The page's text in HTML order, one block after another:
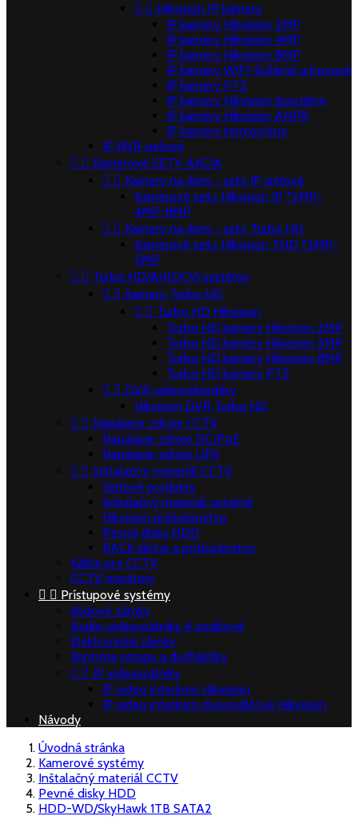
  Hikvision IP kamery
IP kamery Hikvision 2MP
IP kamery Hikvision 4MP
IP kamery Hikvision 8MP
IP kamery WIFI-Solárné a boxové
IP kamery PTZ
IP kamery Hikvision špeciálne
IP kamery Hikvision ANPR
IP kamery termovízne
IP NVR sieťové
  Kamerové SETY-AKCIA
  Kamery na dom - sety IP sieťové
Kamerové sety Hikvision IP *2MP-
4MP-8MP
  Kamery na dom - sety Turbo HD
Kamerové sety Hikvision THD *2MP-
5MP
  Turbo HD/AHD/CVI systémy
  Kamery Turbo HD
  Turbo HD Hikvision
Turbo HD kamery Hikvision 2MP
Turbo HD kamery Hikvision 5MP
Turbo HD kamery Hikvision 8MP
Turbo HD kamery PTZ
  DVR videorekordéry
Hikvision DVR Turbo HD
  Napájacie zdroje CCTV
Napájacie zdroje DC/PoE
Napájacie zdroje UPS
  Inštalačný materiál CCTV
Sieťové produkty
Inštalačný materiál ostatné
Hikvision príslušenstvo
Pevné disky HDD
RACK skrine a príslušenstvo
Káble pre CCTV
CCTV monitory
  Prístupové systémy
Kódové zámky
Audio-videovrátniky 4 vodičové
Elektronické zámky
Kontrola vstupu a dochádzky
  IP videovrátniky
IP video interkom Hikvision
IP video interkom dvojvodičové Hikvision
Návody
Úvodná stránka
Kamerové systémy
Inštalačný materiál CCTV
Pevné disky HDD
HDD-WD/SkyHawk 1TB SATA2